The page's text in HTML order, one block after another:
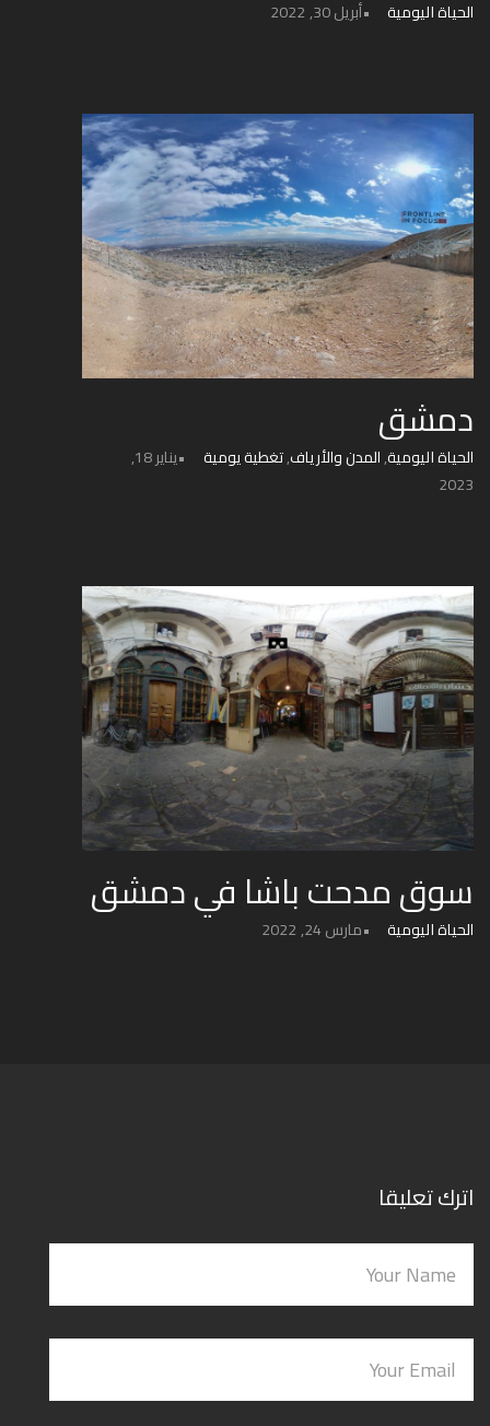
الحياة اليومية أبريل 30, 2022
دمشق
الحياة اليومية,المدن والأرياف,تغطية يومية
يناير 18,
2023
سوق مدحت باشا في دمشق
الحياة اليومية مارس 24, 2022
اترك تعليقا